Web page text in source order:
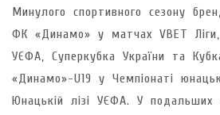
Минулого спортивного сезону
ФК «Динамо» у матчах VBET Ліги,
УЄФА, Суперкубка України та
«Динамо»-U19 у Чемпіонаті
Юнацькій лізі УЄФА. У подальших